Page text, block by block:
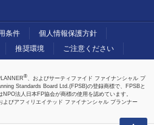
へ
条件
個人情報保護方針
推奨環境 ご注意ください
® 、およびサーティファイド ファイナンシャル プ
Standards Board Ltd.(FPSB)の登録商標で、FPSBと
法人日本FP協会が商標の使用を認めています。
びアフィリエイテッド ファイナンシャル プランナー